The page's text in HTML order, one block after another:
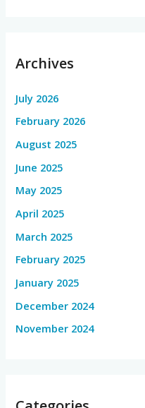
Archives
July 2026
February 2026
August 2025
June 2025
May 2025
April 2025
March 2025
February 2025
January 2025
December 2024
November 2024